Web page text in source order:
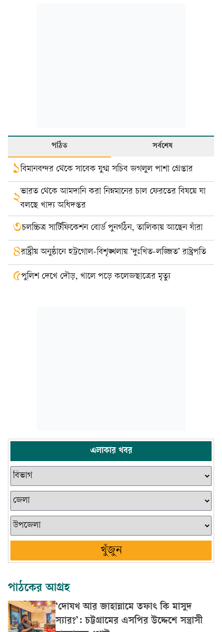
পঠিত সর্বশেষ
১বিমানবন্দর থেকে সাবেক যুগ্ম সচিব জগলুল পাশা গ্রেপ্তার
২ভারত থেকে আমদানি করা নিম্নমানের চাল ফেরতের বিষয়ে যা
বলছে খাদ্য অধিদপ্তর
৩চলচ্চিত্র সার্টিফিকেশন বোর্ড পুনর্গঠন, তালিকায় আছেন যাঁরা
৪রাষ্ট্রীয় অনুষ্ঠানে হট্টগোল-বিশৃঙ্খলায় ‘দুঃখিত-লজ্জিত’ রাষ্ট্রপতি
৫পুলিশ দেখে দৌড়, খালে পড়ে কলেজছাত্রের মৃত্যু
এলাকার খবর
খুঁজুন
পাঠকের আগ্রহ
‘দোযখ আর জাহান্নামে তফাৎ কি মাসুদ
স্যার?’: চট্টগ্রামের এসপির উদ্দেশে সন্ত্রাসী